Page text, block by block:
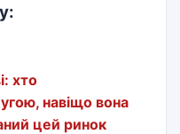
хто
навіщо вона
цей ринок